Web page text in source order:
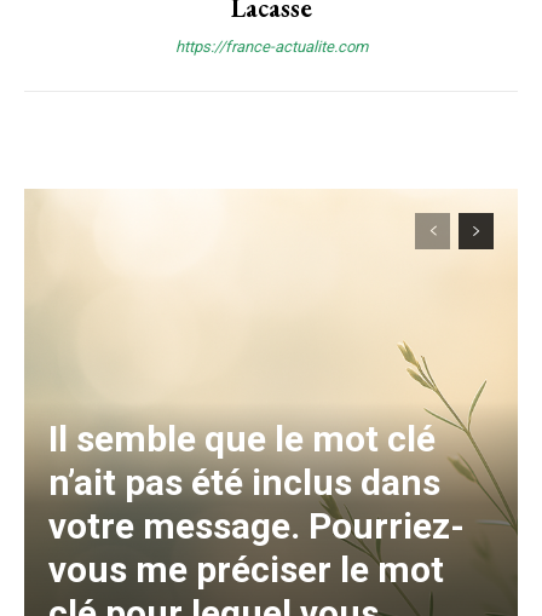
Lacasse
https://france-actualite.com
Il semble que le mot clé
n’ait pas été inclus dans
votre message. Pourriez-
vous me préciser le mot